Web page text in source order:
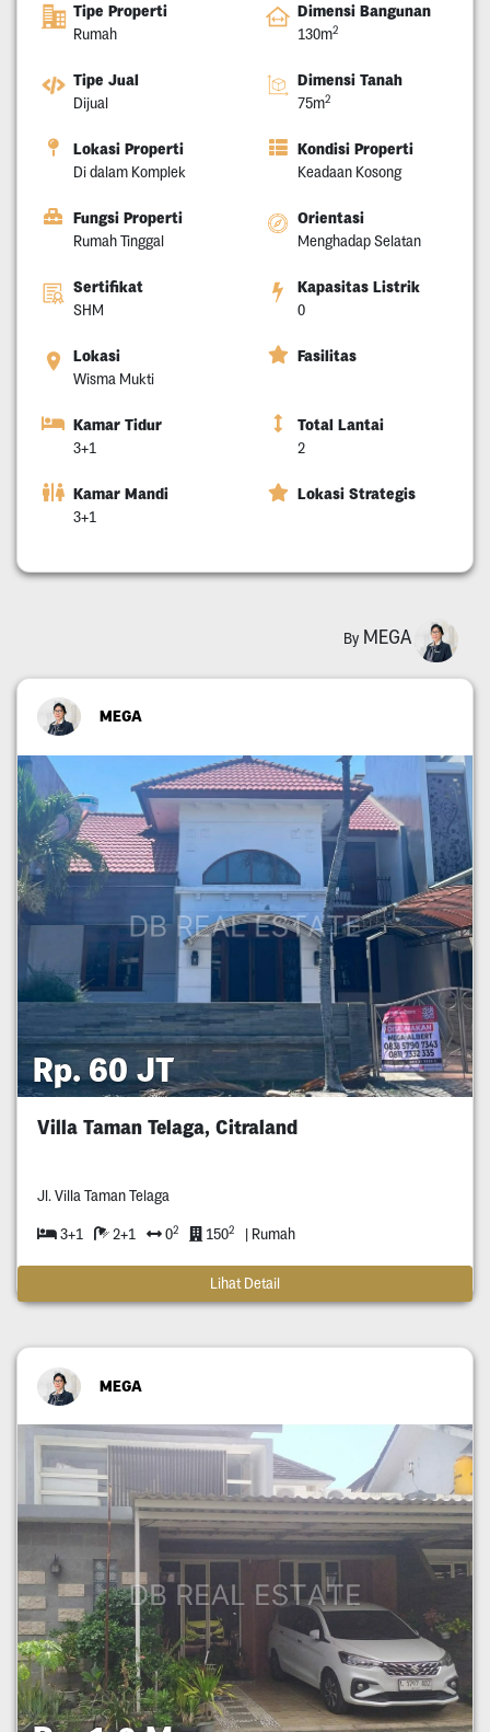
Tipe Properti
Rumah
Dimensi Bangunan
130m2
Tipe Jual
Dijual
Dimensi Tanah
75m2
Lokasi Properti
Di dalam Komplek
Kondisi Properti
Keadaan Kosong
Fungsi Properti
Rumah Tinggal
Orientasi
Menghadap Selatan
Sertifikat
SHM
Kapasitas Listrik
0
Lokasi
Wisma Mukti
Fasilitas
Kamar Tidur
3+1
Total Lantai
2
Kamar Mandi
3+1
Lokasi Strategis
By MEGA
MEGA
Rp. 60 JT
Villa Taman Telaga, Citraland
Jl. Villa Taman Telaga
3+1 2+1 02 1502 | Rumah
Lihat Detail
MEGA